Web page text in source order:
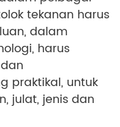
tekanan harus
dalam
harus
praktikal, untuk
julat, jenis dan